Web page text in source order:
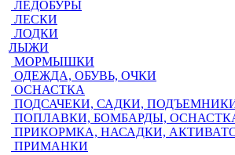
ЛЕДОБУРЫ
ЛЕСКИ
ЛОДКИ
ЛЫЖИ
МОРМЫШКИ
ОДЕЖДА, ОБУВЬ, ОЧКИ
ОСНАСТКА
ПОДСАЧЕКИ, САДКИ,
ПОПЛАВКИ, БОМБАРДЫ,
ПРИКОРМКА, НАСАДКИ,
ПРИМАНКИ